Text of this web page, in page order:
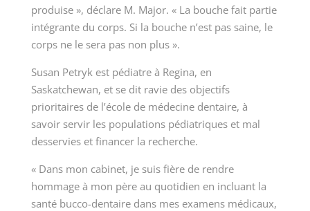
produise », déclare M. Major. « La bouche fait partie
intégrante du corps. Si la bouche n’est pas saine, le
corps ne le sera pas non plus ».
Susan Petryk est pédiatre à Regina, en
Saskatchewan, et se dit ravie des objectifs
prioritaires de l’école de médecine dentaire, à
savoir servir les populations pédiatriques et mal
desservies et financer la recherche.
« Dans mon cabinet, je suis fière de rendre
hommage à mon père au quotidien en incluant la
santé bucco-dentaire dans mes examens médicaux,